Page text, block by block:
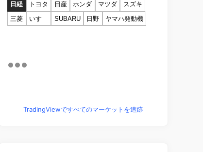
日経 トヨタ 日産 ホンダ マツダ
スズキ
三菱
いすゞ SUBARU 日野 ヤマハ発動機
TradingViewですべてのマーケットを追跡